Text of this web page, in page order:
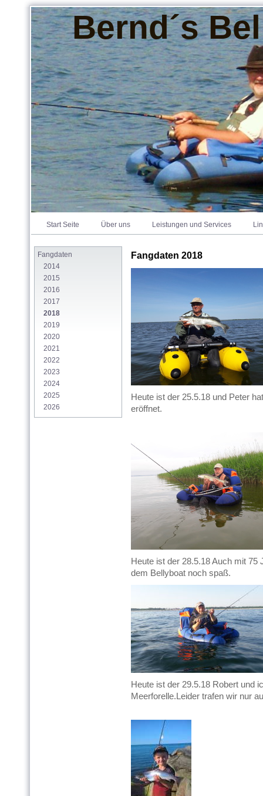
Bernd´s
Start Seite Über uns Leistungen und Services
Fangdaten
2014
2015
2016
2017
2018
2019
2020
2021
2022
2023
2024
2025
2026
Fangdaten 2018
Heute ist der 25.5.18 und Peter
eröffnet.
Heute ist der 28.5.18 Auch mit 75
dem Bellyboat noch spaß.
Heute ist der 29.5.18 Robert und
Meerforelle.Leider trafen wir nur